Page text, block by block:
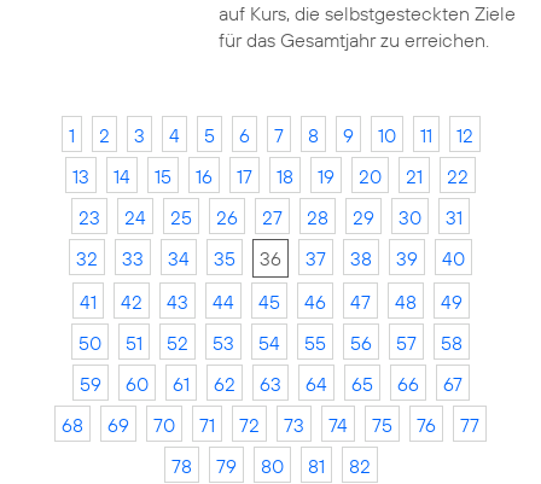
auf Kurs, die selbstgesteckten Ziele
für das Gesamtjahr zu erreichen.
1 2 3 4 5 6 7 8 9 10 11
12
13
14 15 16 17 18 19 20 21
22
23
24 25 26 27 28 29 30
31
32
33 34 35 36 37 38 39
40
41
42 43 44 45 46 47 48
49
50
51 52 53 54 55 56 57
58
59
60 61 62 63 64 65 66
67
68
69 70 71 72 73 74 75 76
77
78
79 80 81 82